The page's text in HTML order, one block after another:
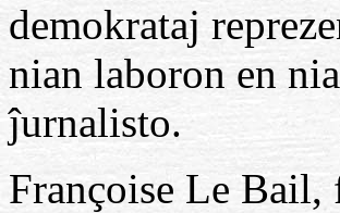
demokrataj
nian laboron en
ĵurnalisto.
Françoise Le Bail,